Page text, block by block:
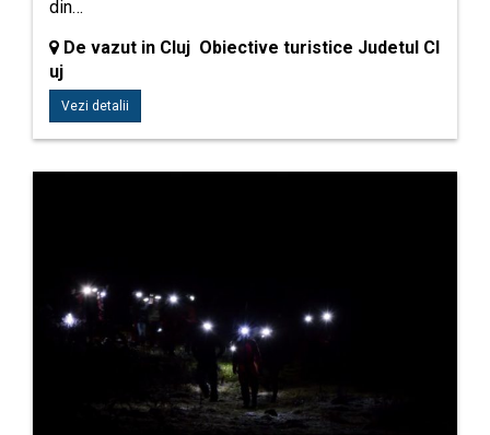
din…
De vazut in Cluj Obiective turistice Judetul Cl
uj
Vezi detalii